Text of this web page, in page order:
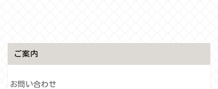
ご案内
お問い合わせ